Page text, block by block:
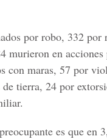
por robo, 332 por
murieron en
con maras, 57 por
tierra, 24 por
es que en